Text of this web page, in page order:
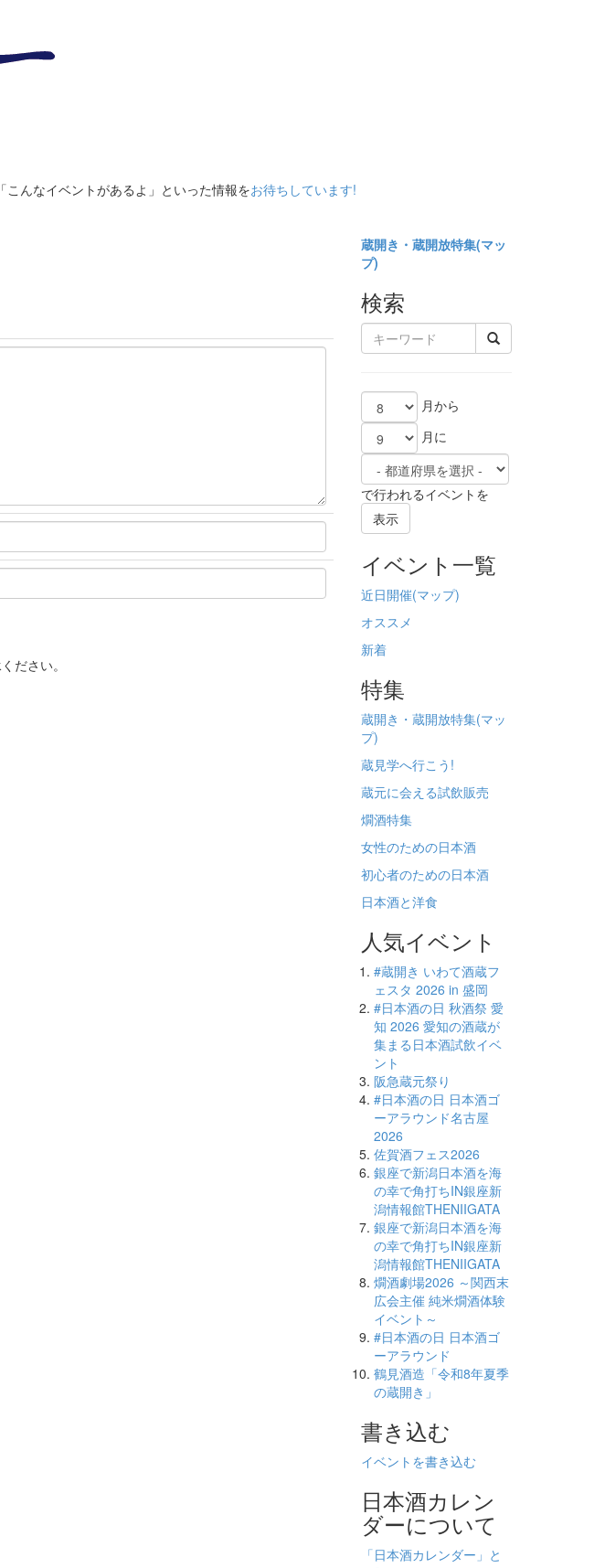
んなイベントがあるよ」といった情報をお待ちしています!
ださい。
蔵開き・蔵開放特集(マッ
プ)
検索
月から
月に
で行われるイベントを
表示
イベント一覧
近日開催(マップ)
オススメ
新着
特集
蔵開き・蔵開放特集(マッ
プ)
蔵見学へ行こう!
蔵元に会える試飲販売
燗酒特集
女性のための日本酒
初心者のための日本酒
日本酒と洋食
人気イベント
#蔵開き いわて酒蔵フ
ェスタ 2026 in 盛岡
#日本酒の日 秋酒祭 愛
知 2026 愛知の酒蔵が
集まる日本酒試飲イベ
ント
阪急蔵元祭り
#日本酒の日 日本酒ゴ
ーアラウンド名古屋
2026
佐賀酒フェス2026
銀座で新潟日本酒を海
の幸で角打ちIN銀座新
潟情報館THENIIGATA
銀座で新潟日本酒を海
の幸で角打ちIN銀座新
潟情報館THENIIGATA
燗酒劇場2026 ～関西末
広会主催 純米燗酒体験
イベント～
#日本酒の日 日本酒ゴ
ーアラウンド
鶴見酒造「令和8年夏季
の蔵開き」
書き込む
イベントを書き込む
日本酒カレン
ダーについて
「日本酒カレンダー」と